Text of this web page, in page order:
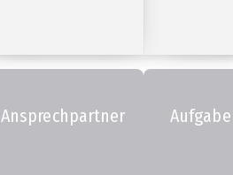
Ansprechpartner